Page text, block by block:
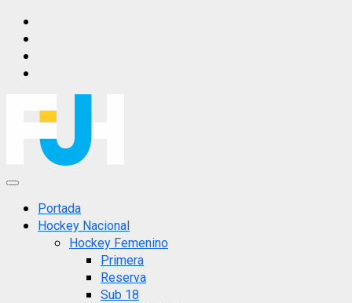
Saltar
contenido
Menú
principalPortada
Hockey Nacional
Hockey Femenino
Primera
Reserva
Sub 18